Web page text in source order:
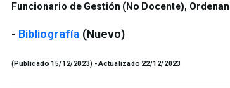
Funcionario de Gestión (No Docente),
- Bibliografía (Nuevo)
(Publicado 15/12/2023) - Actualizado 22/12/2023